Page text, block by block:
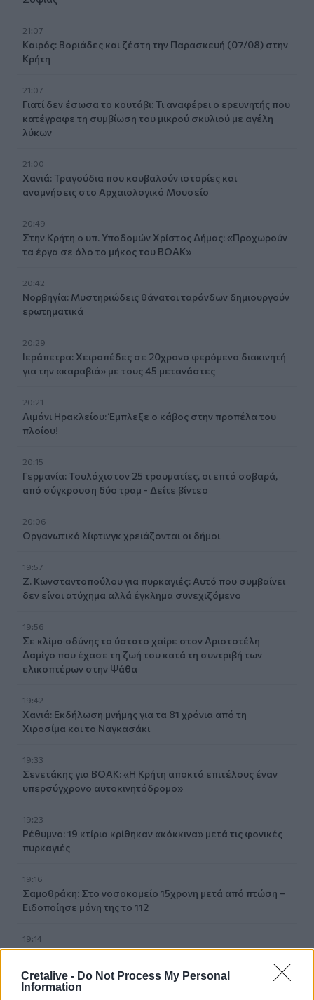
Cretalive - Do Not Process My Personal
Information
21:07
Καιρός: Βοριάδες και ζέστη την Παρασκευή (07/08) στην
Κρήτη
21:07
Γιατί δεν έσωσα το κουτάβι: Τι αναφέρει ο ερευνητής που
κατέγραφε τη συμβίωση του μικρού σκυλιού με αγέλη
λύκων
21:00
Χανιά: Τραγούδια που κουβαλούν ιστορίες και
αναμνήσεις στο Αρχαιολογικό Μουσείο
20:49
Στην Κρήτη ο υπ. Υποδομών Χρίστος Δήμας: «Προχωρούν
τα έργα σε όλο το μήκος του ΒΟΑΚ»
20:42
Νορβηγία: Μυστηριώδεις θάνατοι ταράνδων δημιουργούν
ερωτηματικά
20:29
Ιεράπετρα: Χειροπέδες σε 20χρονο φερόμενο διακινητή
για την «καραβιά» με τους 45 μετανάστες
20:21
Λιμάνι Ηρακλείου: Έμπλεξε ο κάβος στην προπέλα του
πλοίου!
20:15
Γερμανία: Τουλάχιστον 25 τραυματίες, οι επτά σοβαρά,
από σύγκρουση δύο τραμ - Δείτε βίντεο
20:06
Οργανωτικό λίφτινγκ χρειάζονται οι δήμοι
19:57
Ζ. Κωνσταντοπούλου για πυρκαγιές: Αυτό που συμβαίνει
δεν είναι ατύχημα αλλά έγκλημα συνεχιζόμενο
19:56
Σε κλίμα οδύνης το ύστατο χαίρε στον Αριστοτέλη
Δαμίγο που έχασε τη ζωή του κατά τη συντριβή των
ελικοπτέρων στην Ψάθα
19:42
Χανιά: Εκδήλωση μνήμης για τα 81 χρόνια από τη
Χιροσίμα και το Ναγκασάκι
19:33
Σενετάκης για ΒΟΑΚ: «Η Κρήτη αποκτά επιτέλους έναν
υπερσύγχρονο αυτοκινητόδρομο»
19:23
Ρέθυμνο: 19 κτίρια κρίθηκαν «κόκκινα» μετά τις φονικές
πυρκαγιές
19:16
Σαμοθράκη: Στο νοσοκομείο 15χρονη μετά από πτώση –
Ειδοποίησε μόνη της το 112
19:14
Φωτιές στο Ρέθυμνο: Αποζημιώσεις και για τον